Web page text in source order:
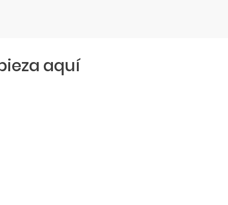
aquí